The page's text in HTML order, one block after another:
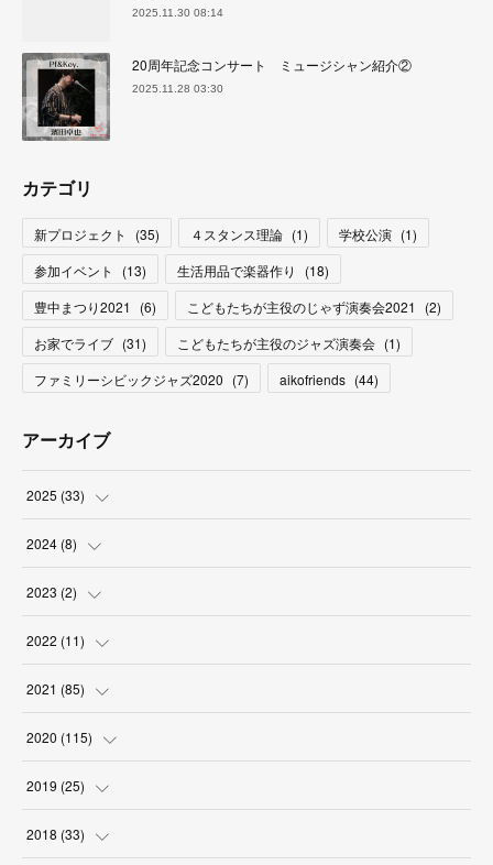
2025.11.30 08:14
20周年記念コンサート ミュージシャン紹介②
2025.11.28 03:30
カテゴリ
新プロジェクト (35) ４スタンス理論 (1) 学校公演 (1)
参加イベント
(13) 生活用品で楽器作り (18)
豊中まつり2021
(6) こどもたちが主役のじゃず演奏会2021 (2)
お家でライブ (31) こどもたちが主役のジャズ演奏会 (1)
ファミリーシビックジャズ2020 (7) aikofriends (44)
アーカイブ
2025 (33)
( )
( )
(2
(4
2024 (8)
( )
(5
(1
2023 (2)
(1
(1
2022 (11)
(1
(2)
(3
(5
2021 (85)
(6)
(12 )
(9
2020 (115)
(8
(5
2019 (25)
(3
2018 (33)